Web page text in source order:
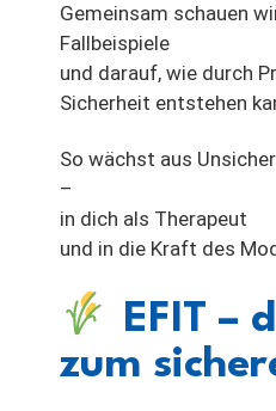
Gemeinsam schauen
Fallbeispiele
und darauf, wie durch
Sicherheit entstehen
So wächst aus
–
in dich als Therapeut
und in die Kraft des
EFIT –
zum